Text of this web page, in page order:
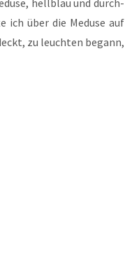
hell­blau und durch­
ich über die Medu­se auf
zu leuch­ten begann,